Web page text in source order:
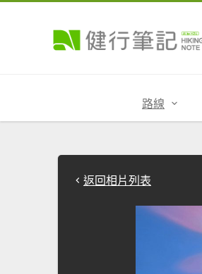
路線
返回相片列表